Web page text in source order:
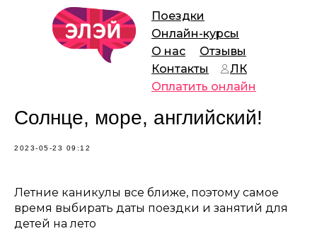
Поездки
Онлайн-курсы
О нас
Отзывы
Контакты
Оплатить онлайн
ЛК
Солнце, море, английский!
2023-05-23 09:12
Летние каникулы все ближе, поэтому самое
время выбирать даты поездки и занятий для
детей на лето